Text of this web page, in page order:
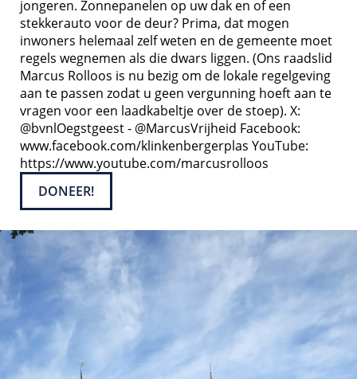
jongeren. Zonnepanelen op uw dak en of een
stekkerauto voor de deur? Prima, dat mogen
inwoners helemaal zelf weten en de gemeente moet
regels wegnemen als die dwars liggen. (Ons raadslid
Marcus Rolloos is nu bezig om de lokale regelgeving
aan te passen zodat u geen vergunning hoeft aan te
vragen voor een laadkabeltje over de stoep). X:
@bvnlOegstgeest - @MarcusVrijheid Facebook:
www.facebook.com/klinkenbergerplas YouTube:
https://www.youtube.com/marcusrolloos
DONEER!